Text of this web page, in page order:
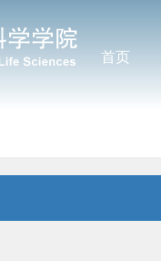
首页